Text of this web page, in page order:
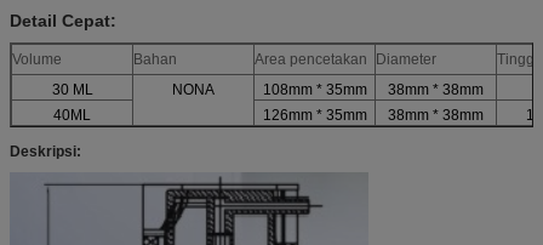
Detail Cepat:
Volume Bahan Area pencetakan Diameter
Tinggi
30 ML
NONA 108mm * 35mm 38mm * 38mm
40ML
126mm * 35mm 38mm * 38mm
Deskripsi: